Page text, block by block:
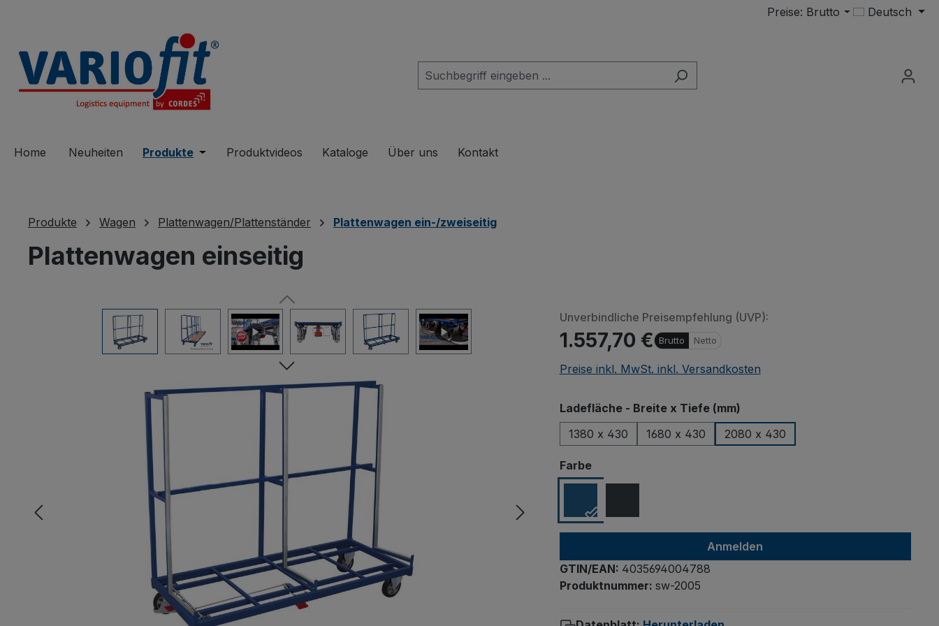
Preise: Brutto Deutsch
Home Neuheiten Produkte Öffne oder Schließe das Dropdown der Kategorie Produkte
Produktvideos Kataloge Über uns Kontakt
Produkte Wagen Plattenwagen/Plattenständer Plattenwagen ein-/zweiseitig
Plattenwagen einseitig
Bildergalerie überspringen Unverbindliche Preisempfehlung (UVP):
1.557,70 € Brutto Netto
Preise inkl. MwSt. inkl. Versandkosten
Ladefläche - Breite x Tiefe (mm)auswählen
1380 x 430
1680 x 430 2080 x 430
Farbeauswählen
Anmelden
GTIN/EAN: 4035694004788
Produktnummer: sw-2005